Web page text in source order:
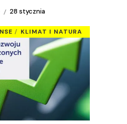
28 stycznia
KLIMAT I NATURA